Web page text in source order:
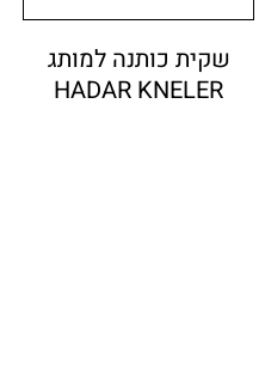
שקית כותנה למותג
HADAR KNELER